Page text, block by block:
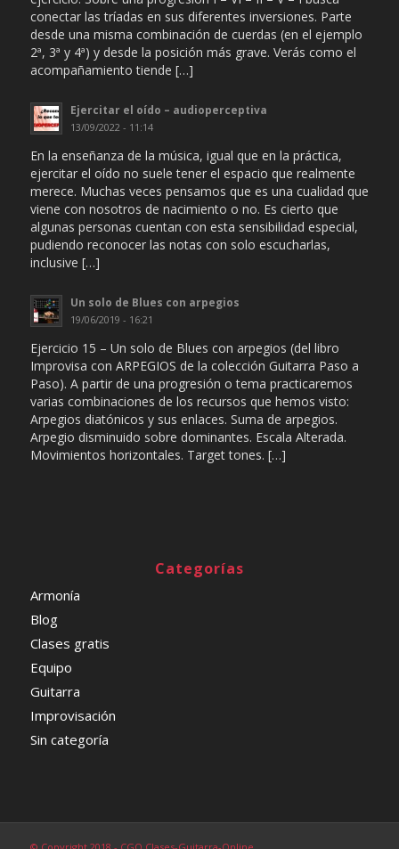
conectar las tríadas en sus diferentes inversiones. Parte
desde una misma combinación de cuerdas (en el ejemplo
2ª, 3ª y 4ª) y desde la posición más grave. Verás como el
acompañamiento tiende […]
Ejercitar el oído – audioperceptiva
13/09/2022 - 11:14
En la enseñanza de la música, igual que en la práctica,
ejercitar el oído no suele tener el espacio que realmente
merece. Muchas veces pensamos que es una cualidad que
viene con nosotros de nacimiento o no. Es cierto que
algunas personas cuentan con esta sensibilidad especial,
pudiendo reconocer las notas con solo escucharlas,
inclusive […]
Un solo de Blues con arpegios
19/06/2019 - 16:21
Ejercicio 15 – Un solo de Blues con arpegios (del libro
Improvisa con ARPEGIOS de la colección Guitarra Paso a
Paso). A partir de una progresión o tema practicaremos
varias combinaciones de los recursos que hemos visto:
Arpegios diatónicos y sus enlaces. Suma de arpegios.
Arpegio disminuido sobre dominantes. Escala Alterada.
Movimientos horizontales. Target tones. […]
Categorías
Armonía
Blog
Clases gratis
Equipo
Guitarra
Improvisación
Sin categoría